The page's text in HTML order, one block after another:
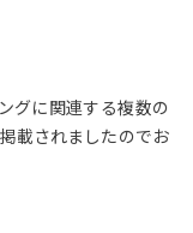
グに関連する複数の
載されましたのでお